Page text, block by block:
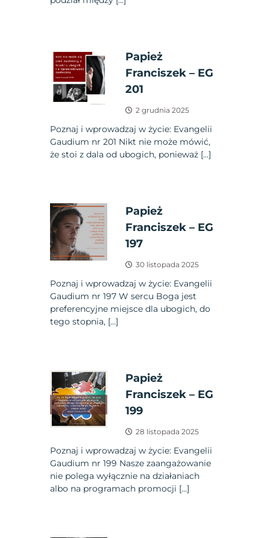
Papież
Franciszek – EG
201
2 grudnia 2025
Poznaj i wprowadzaj w życie: Evangelii
Gaudium nr 201 Nikt nie może mówić,
że stoi z dala od ubogich, ponieważ […]
Papież
Franciszek – EG
197
30 listopada 2025
Poznaj i wprowadzaj w życie: Evangelii
Gaudium nr 197 W sercu Boga jest
preferencyjne miejsce dla ubogich, do
tego stopnia, […]
Papież
Franciszek – EG
199
28 listopada 2025
Poznaj i wprowadzaj w życie: Evangelii
Gaudium nr 199 Nasze zaangażowanie
nie polega wyłącznie na działaniach
albo na programach promocji […]